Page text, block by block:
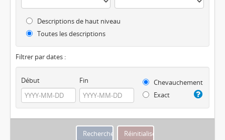
Descriptions de haut niveau
Toutes les descriptions
Filtrer par dates :
Début Fin
Chevauchement
Exact